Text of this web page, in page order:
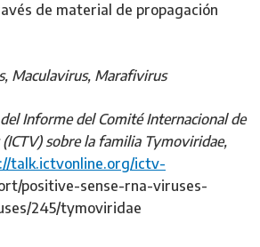
de material de propagación
Maculavirus, Marafivirus
Informe del Comité Internacional de
sobre la familia Tymoviridae,
talk.ictvonline.org/ictv-
positive-sense-rna-viruses-
245/tymoviridae